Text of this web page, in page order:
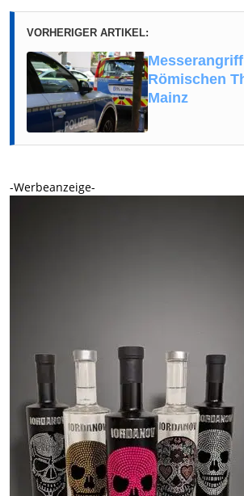
VORHERIGER ARTIKEL:
Römischen
Mainz
-Werbeanzeige-